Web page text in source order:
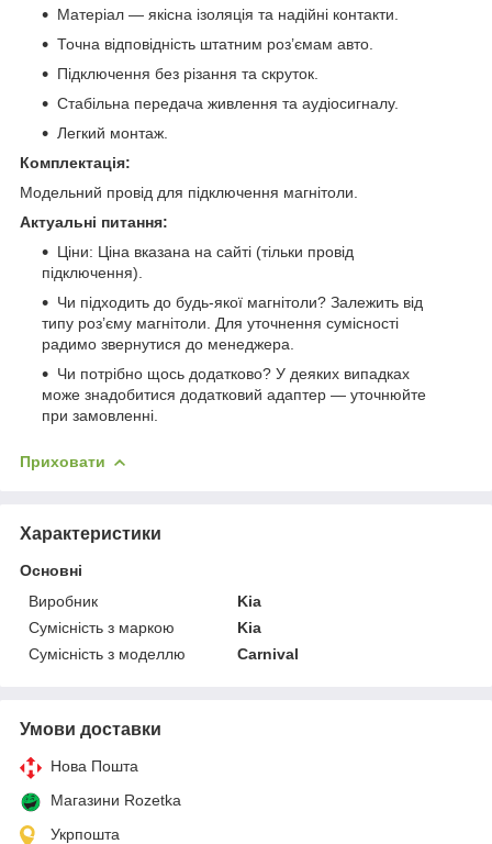
Матеріал — якісна ізоляція та надійні контакти.
Точна відповідність штатним роз’ємам авто.
Підключення без різання та скруток.
Стабільна передача живлення та аудіосигналу.
Легкий монтаж.
Комплектація:
Модельний провід для підключення магнітоли.
Актуальні питання:
Ціни: Ціна вказана на сайті (тільки провід
підключення).
Чи підходить до будь-якої магнітоли? Залежить від
типу роз’єму магнітоли. Для уточнення сумісності
радимо звернутися до менеджера.
Чи потрібно щось додатково? У деяких випадках
може знадобитися додатковий адаптер — уточнюйте
при замовленні.
Приховати
Характеристики
Основні
Виробник
Kia
Сумісність з маркою
Kia
Сумісність з моделлю
Carnival
Умови доставки
Нова Пошта
Магазини Rozetka
Укрпошта